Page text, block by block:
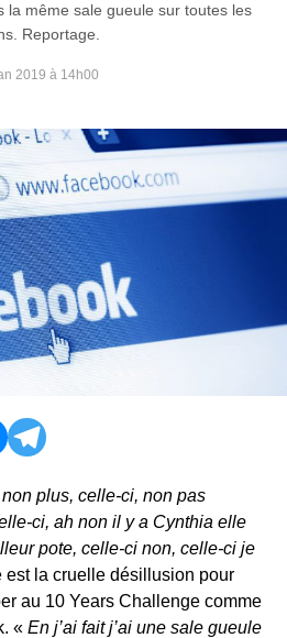
la même sale gueule sur toutes les
Reportage.
2019 à 14h00
plus, celle-ci, non pas
ci, ah non il y a Cynthia elle
pote, celle-ci non, celle-ci je
est la cruelle désillusion pour
au 10 Years Challenge comme
«En j’ai fait j’ai une sale gueule